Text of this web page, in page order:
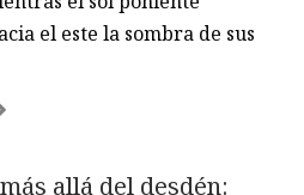
el este la sombra de sus
allá del desdén: